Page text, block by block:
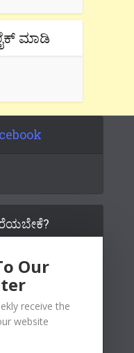
ಮಾಡಿ
Our
receive the
website